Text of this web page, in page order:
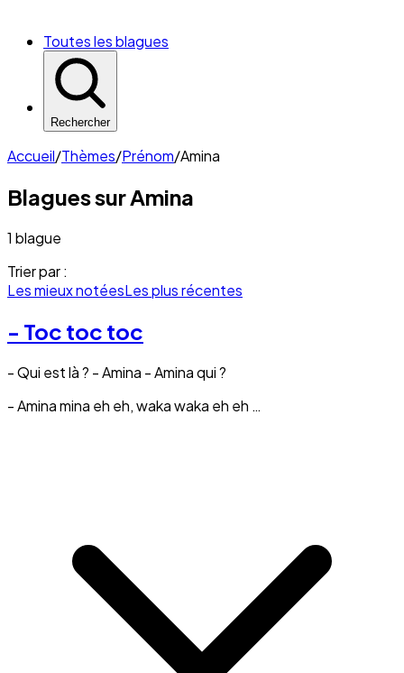
Toutes les blagues
Rechercher
Accueil/Thèmes/Prénom/Amina
Blagues surAmina
1 blague
Trier par :
Les mieux notéesLes plus récentes
- Toc toc toc
- Qui est là ? - Amina - Amina qui ?
- Amina mina eh eh, waka waka eh eh …